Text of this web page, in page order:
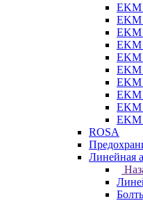
EKM
EKM
EKM
EKM
EKM
EKM
EKM
EKM
EKM
EKM
ROSA
Линейная